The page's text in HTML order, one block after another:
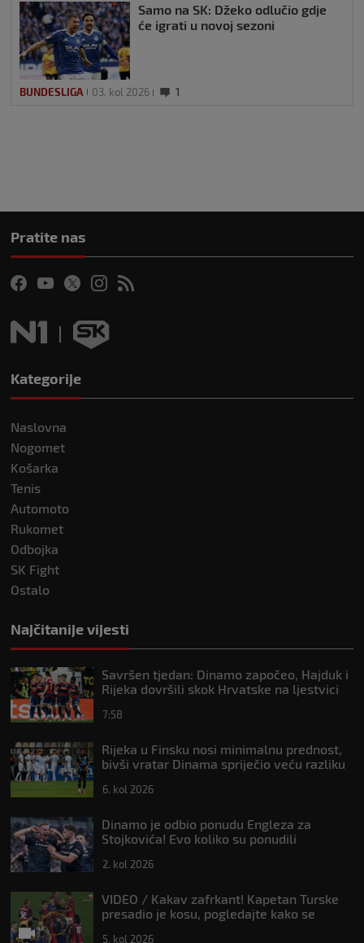
Samo na SK: Džeko odlučio gdje
će igrati u novoj sezoni
BUNDESLIGA 03. kol 2026 1
Pratite nas
Kategorije
Naslovna
Nogomet
Košarka
Tenis
Automoto
Rukomet
Odbojka
SK Fight
Ostalo
Najčitanije vijesti
Savršen tjedan: Dinamo započeo, Hajduk i
Rijeka dovršili skok Hrvatske na ljestvici
7:58
Rijeka u Finsku nosi minimalnu prednost,
bivši vratar Dinama spriječio veću razliku
6. kol 2026
Dinamo je odbio ponudu Engleza za
Stojkovića! Evo koliko su ponudili
2. kol 2026
VIDEO / Kakav zafrkant! Kapetan Turske
presadio je kosu, pogledajte kako se
5. kol 2026